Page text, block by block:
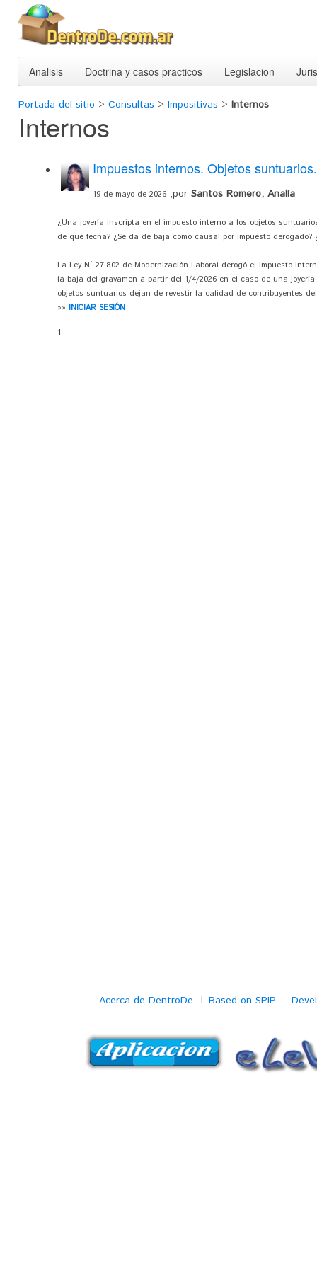
Analisis Doctrina y casos practicos Legislacion
Portada del sitio > Consultas > Impositivas > Internos
Internos
Impuestos internos. Objetos
19 de mayo de 2026 ,por Santos Romero, Analía
¿Una joyería inscripta en el impuesto interno a los objetos
de qué fecha? ¿Se da de baja como causal por impuesto
La Ley N° 27.802 de Modernización Laboral derogó el impuesto
la baja del gravamen a partir del 1/4/2026 en el caso de una
objetos suntuarios dejan de revestir la calidad de contribuyentes
»» INICIAR SESIÓN
1
Acerca de DentroDe Based on SPIP